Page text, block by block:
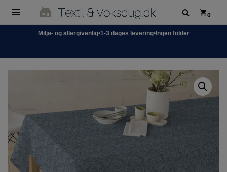
Spring
0
Miljø- og allergivenlig•1-3 dages levering•Ingen folder